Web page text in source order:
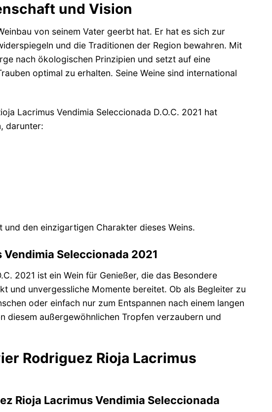
und Vision
von seinem Vater geerbt hat. Er hat es sich zur
und die Traditionen der Region bewahren. Mit
nach ökologischen Prinzipien und setzt auf eine
optimal zu erhalten. Seine Weine sind international
Lacrimus Vendimia Seleccionada D.O.C. 2021 hat
darunter:
den einzigartigen Charakter dieses Weins.
Seleccionada 2021
2021 ist ein Wein für Genießer, die das Besondere
und unvergessliche Momente bereitet. Ob als Begleiter zu
oder einfach nur zum Entspannen nach einem langen
diesem außergewöhnlichen Tropfen verzaubern und
Rodriguez Rioja Lacrimus
Rioja Lacrimus Vendimia Seleccionada